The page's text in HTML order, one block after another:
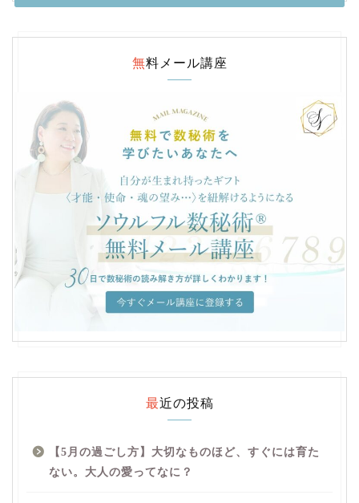
無料メール講座
最近の投稿
【5月の過ごし方】大切なものほど、すぐには育た
ない。大人の愛ってなに？